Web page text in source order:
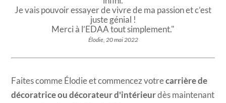
Je vais pouvoir essayer de vivre de ma passion et c’est
juste génial !
Merci à l’EDAA tout simplement."
Élodie, 20 mai 2022
Faites comme Élodie et commencez votrecarrière de
décoratrice ou décorateur d'intérieurdès maintenant